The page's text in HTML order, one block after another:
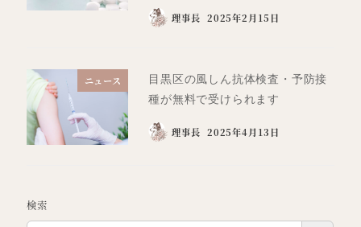
理事長 2025年2月15日
ニュース
目黒区の風しん抗体検査・予防接
種が無料で受けられます
理事長 2025年4月13日
検索